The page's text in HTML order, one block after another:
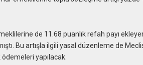
de 11.68 puanlık refah payı
Bu artışla ilgili yasal düzenleme de
yapılacak.